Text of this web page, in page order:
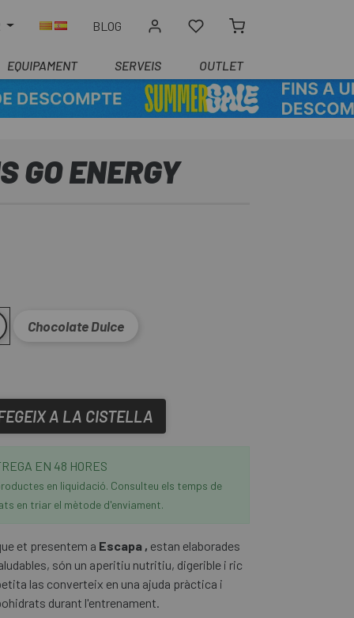
BLOG
EQUIPAMENT SERVEIS OUTLET
GO ENERGY
Chocolate Dulce
A LA CISTELLA
EN 48 HORES
en liquidació. Consulteu els temps de
en triar el mètode d'enviament.
et presentem a Escapa , estan elaborades
són un aperitiu nutritiu, digerible i ric
las converteix en una ajuda pràctica i
durant l'entrenament.